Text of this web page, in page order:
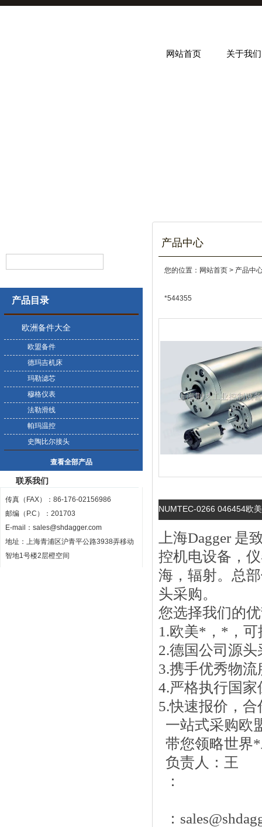
网站首页 关于我们
产品目录
欧洲备件大全
欧盟备件
德玛吉机床
玛勒滤芯
穆格仪表
法勒滑线
帕玛温控
史陶比尔接头
查看全部产品
联系我们
传真（FAX）：86-176-02156986
邮编（P.C）：201703
E-mail： sales@shdagger.com
地址：上海青浦区沪青平公路3938弄移动
智地1号楼2层橙空间
产品中心
您的位置： 网站首页 > 产品中
*544355
NUMTEC-0266 046454欧
上海Dagger
控机电设备，
海，辐射。总
头采购。
您选择我们的
1.欧美*，*，可
2.德国公司源
3.携手优秀物
4.严格执行国
5.快速报价，
一站式采购欧
带您领略世界
负责人：王
：
：